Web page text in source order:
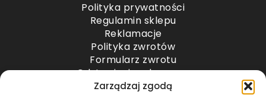
Zarządzaj zgodą
Polityka prywatności
Regulamin sklepu
Reklamacje
Polityka zwrotów
Formularz zwrotu
Odstąpienie od umowy
Odstąpienie od umowy – przesyłki paletowe